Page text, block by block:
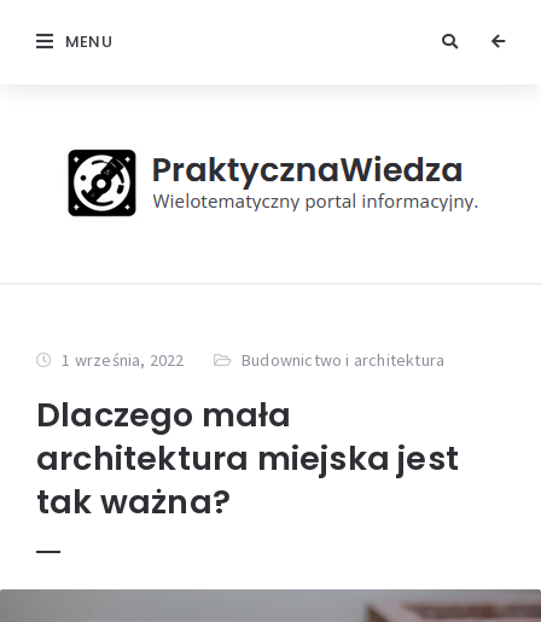
MENU
1 września, 2022 Budownictwo i architektura
Dlaczego mała
architektura miejska jest
tak ważna?